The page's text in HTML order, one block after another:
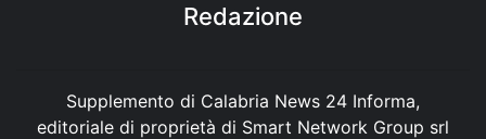
Redazione
Supplemento di Calabria News 24 Informa,
editoriale di proprietà di Smart Network Group srl